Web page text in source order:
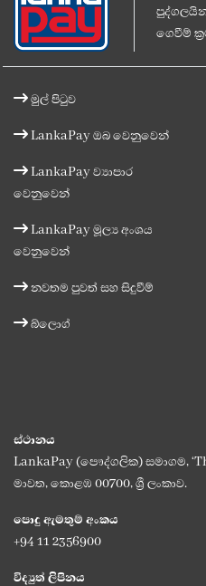
ගෙවීම්
මුල් පිටුව
LankaPay ඔබ වෙනුවෙන්
LankaPay ව්‍යාපාර
වෙනුවෙන්
LankaPay මූල්‍ය අංශය
වෙනුවෙන්
නවතම පුවත් සහ සිදුවීම්
බ්ලොග්
ස්ථානය
LankaPay (පෞද්ගලික) සමාගම,
මාවත, කොළඹ 00700, ශ්‍රී ලංකාව.
පොදු ඇමතුම් අංකය
+94 11 2356900
විද්‍යුත් ලිපිනය